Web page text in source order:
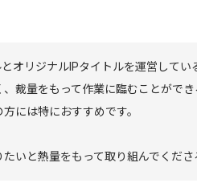
オリジナルIPタイトルを運営して
裁量をもって作業に臨むことができ
には特におすすめです。
いと熱量をもって取り組んでくだ